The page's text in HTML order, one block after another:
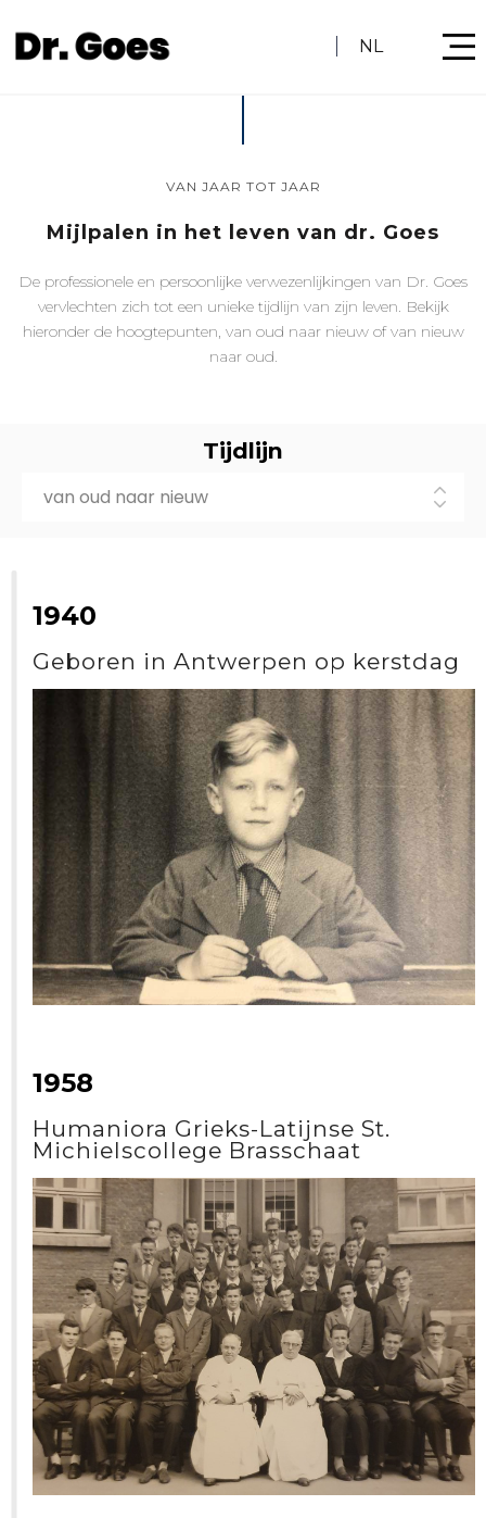
NL
VAN JAAR TOT JAAR
Mijlpalen in het leven van dr. Goes
De professionele en persoonlijke verwezenlijkingen van Dr. Goes
vervlechten zich tot een unieke tijdlijn van zijn leven. Bekijk
hieronder de hoogtepunten, van oud naar nieuw of van nieuw
naar oud.
Tijdlijn
1940
Geboren in Antwerpen op kerstdag
1958
Humaniora Grieks-Latijnse St.
Michielscollege Brasschaat